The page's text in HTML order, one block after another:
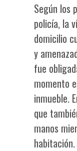
Según los
policía, la
domicilio
y
fue
momento
inmueble.
que
manos
habitación.